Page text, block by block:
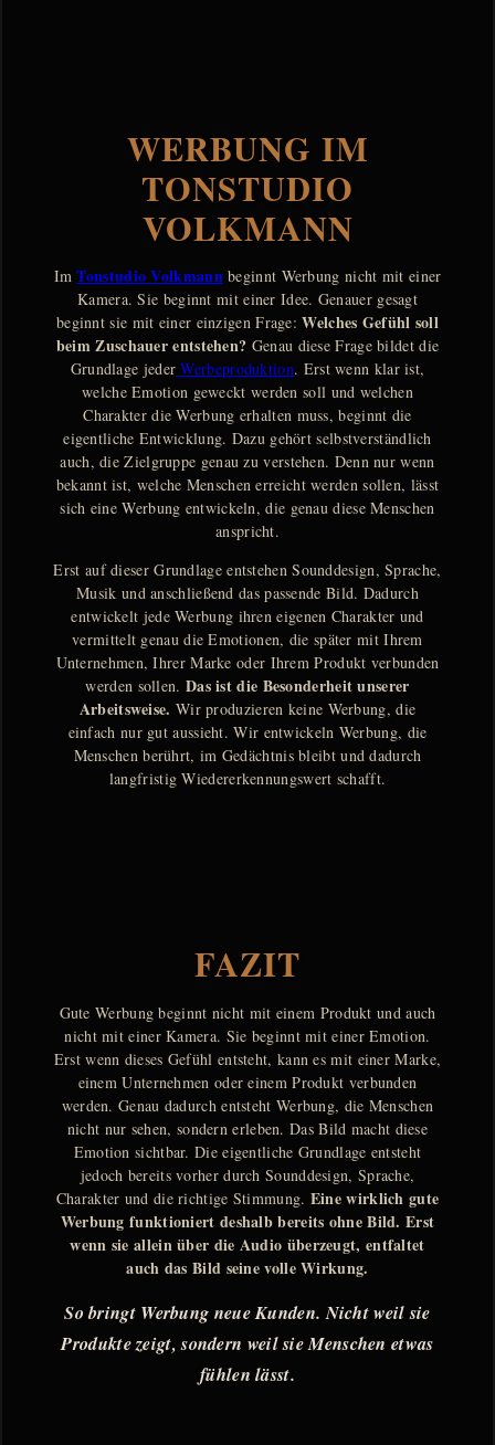
WERBUNG IM
TONSTUDIO
VOLKMANN
ImTonstudio Volkmannbeginnt Werbung nicht mit einer
Kamera. Sie beginnt mit einer Idee. Genauer gesagt
beginnt sie mit einer einzigen Frage:Welches Gefühl soll
beim Zuschauer entstehen? Genau diese Frage bildet die
Grundlage jeder Werbeproduktion. Erst wenn klar ist,
welche Emotion geweckt werden soll und welchen
Charakter die Werbung erhalten muss, beginnt die
eigentliche Entwicklung. Dazu gehört selbstverständlich
auch, die Zielgruppe genau zu verstehen. Denn nur wenn
bekannt ist, welche Menschen erreicht werden sollen, lässt
sich eine Werbung entwickeln, die genau diese Menschen
anspricht.
Erst auf dieser Grundlage entstehen Sounddesign, Sprache,
Musik und anschließend das passende Bild. Dadurch
entwickelt jede Werbung ihren eigenen Charakter und
vermittelt genau die Emotionen, die später mit Ihrem
Unternehmen, Ihrer Marke oder Ihrem Produkt verbunden
werden sollen. Das ist die Besonderheit unserer
Arbeitsweise. Wir produzieren keine Werbung, die
einfach nur gut aussieht. Wir entwickeln Werbung, die
Menschen berührt, im Gedächtnis bleibt und dadurch
langfristig Wiedererkennungswert schafft.
FAZIT
Gute Werbung beginnt nicht mit einem Produkt und auch
nicht mit einer Kamera. Sie beginnt mit einer Emotion.
Erst wenn dieses Gefühl entsteht, kann es mit einer Marke,
einem Unternehmen oder einem Produkt verbunden
werden. Genau dadurch entsteht Werbung, die Menschen
nicht nur sehen, sondern erleben. Das Bild macht diese
Emotion sichtbar. Die eigentliche Grundlage entsteht
jedoch bereits vorher durch Sounddesign, Sprache,
Charakter und die richtige Stimmung. Eine wirklich gute
Werbung funktioniert deshalb bereits ohne Bild. Erst
wenn sie allein über die Audio überzeugt, entfaltet
auch das Bild seine volle Wirkung.
So bringt Werbung neue Kunden. Nicht weil sie
Produkte zeigt, sondern weil sie Menschen etwas
fühlen lässt.